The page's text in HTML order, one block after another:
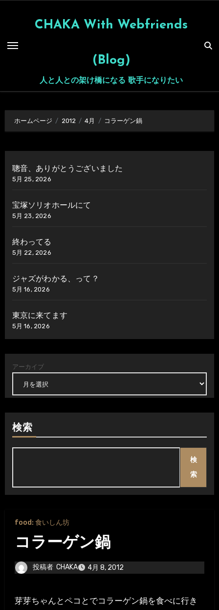
CHAKA With Webfriends
(Blog)
人と人との架け橋になる 歌手になりたい
ホームページ 2012 4月 コラーゲン鍋
聰音、ありがとうございました
5月 25, 2026
宝塚ソリオホールにて
5月 23, 2026
終わってる
5月 22, 2026
ジャズがわかる、って？
5月 16, 2026
東京に来てます
5月 16, 2026
アーカイブ
検索
検
索
food: 食いしん坊
コラーゲン鍋
投稿者 CHAKA 4月 8, 2012
芽芽ちゃんとペコとでコラーゲン鍋を食べに行き